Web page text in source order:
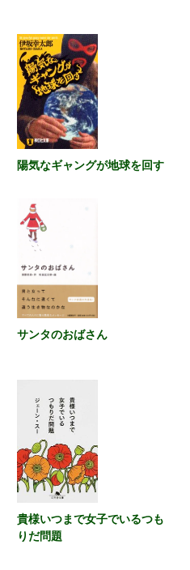
陽気なギャングが地球を回す
サンタのおばさん
貴様いつまで女子でいるつも
りだ問題